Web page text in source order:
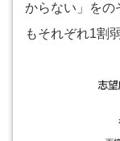
からない」をの
もそれぞれ1割